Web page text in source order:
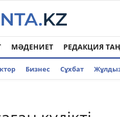
МӘДЕНИЕТ РЕДАКЦИЯ
Бизнес Cұхбат